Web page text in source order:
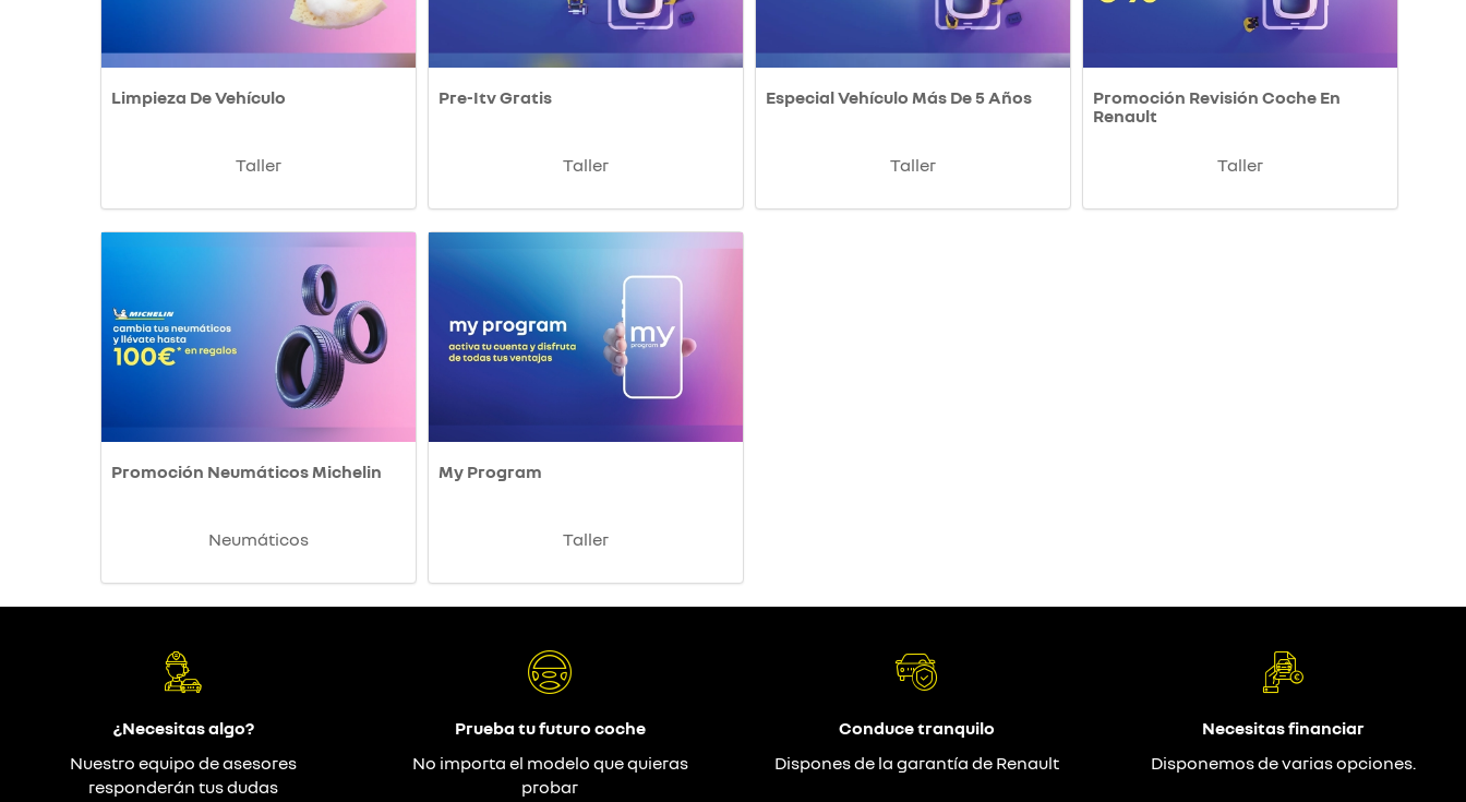
Limpieza De Vehículo
Taller
Pre-Itv Gratis
Taller
Especial Vehículo Más De 5 Años
Taller
Promoción Revisión Coche En
Renault
Taller
Promoción Neumáticos Michelin
Neumáticos
My Program
Taller
¿Necesitas algo?
Nuestro equipo de asesores
responderán tus dudas
Prueba tu futuro coche
No importa el modelo que quieras
probar
Conduce tranquilo
Dispones de la garantía de Renault
Necesitas financiar
Disponemos de varias opciones.